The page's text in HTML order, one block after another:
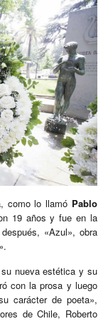
como lo llamó Pablo
19 años y fue en la
«Azul», obra
nueva estética y su
con la prosa y luego
carácter de poeta»,
de Chile, Roberto